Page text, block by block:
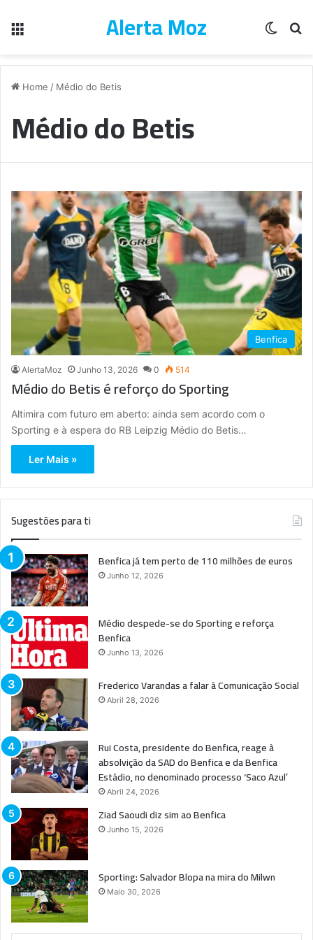
Alerta Moz
Home / Médio do Betis
Médio do Betis
Benfica
AlertaMoz Junho 13, 2026 0 514
Médio do Betis é reforço do Sporting
Altimira com futuro em aberto: ainda sem acordo com o
Sporting e à espera do RB Leipzig Médio do Betis…
Ler Mais »
Sugestões para ti
Benfica já tem perto de 110 milhões de euros
Junho 12, 2026
Médio despede-se do Sporting e reforça
Benfica
Junho 13, 2026
Frederico Varandas a falar à Comunicação Social
Abril 28, 2026
Rui Costa, presidente do Benfica, reage à
absolvição da SAD do Benfica e da Benfica
Estádio, no denominado processo ‘Saco Azul’
Abril 24, 2026
Ziad Saoudi diz sim ao Benfica
Junho 15, 2026
Sporting: Salvador Blopa na mira do Milwn
Maio 30, 2026